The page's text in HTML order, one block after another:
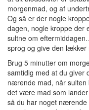
morgenmad, og af
Og så er der nogle
dagen, nogle kroppe der
sultne om
sprog og give den
Brug 5 minutter om
samtidig med at du giver
nærende mad, når sulten
det være mad som
så du har noget nærende